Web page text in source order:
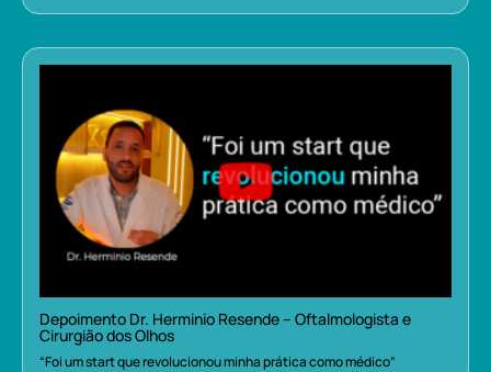
Depoimento Dr. Herminio Resende – Oftalmologista e
Cirurgião dos Olhos
“Foi um start que revolucionou minha prática como médico”